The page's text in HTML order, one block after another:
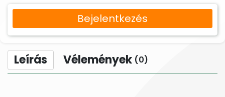
Bejelentkezés
Leírás Vélemények (0)